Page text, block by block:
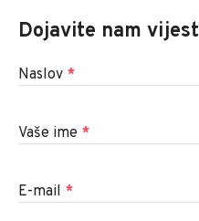
Dojavite nam vijest
Naslov *
Vaše ime *
E-mail *